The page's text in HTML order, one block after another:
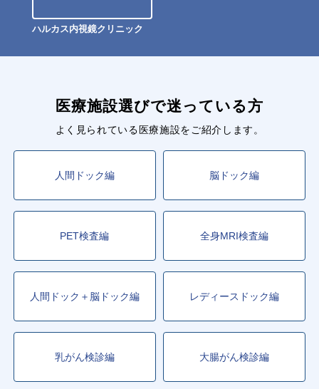
ハルカス内視鏡クリニック
医療施設選びで迷っている方
よく見られている医療施設をご紹介します。
人間ドック編 脳ドック編
PET検査編 全身MRI検査編
人間ドック＋脳ドック編 レディースドック編
乳がん検診編 大腸がん検診編